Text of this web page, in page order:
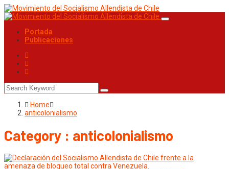
Portada
Publicaciones
Home
anticolonialismo
Category : anticolonialismo